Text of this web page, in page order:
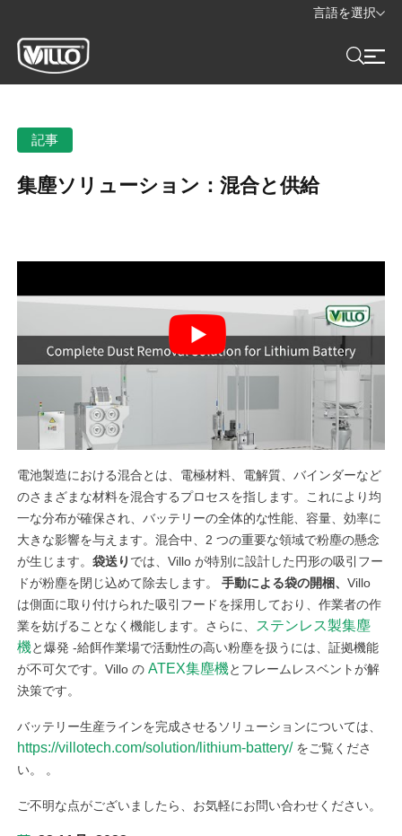
言語を選択
記事
集塵ソリューション：混合と供給
電池製造における混合とは、電極材料、電解質、バインダーなど
のさまざまな材料を混合するプロセスを指します。これにより均
一な分布が確保され、バッテリーの全体的な性能、容量、効率に
大きな影響を与えます。混合中、2 つの重要な領域で粉塵の懸念
が生じます。袋送り では、Villo が特別に設計した円形の吸引フー
ドが粉塵を閉じ込めて除去します。手動による袋の開梱、Villo
は側面に取り付けられた吸引フードを採用しており、作業者の作
業を妨げることなく機能します。さらに、
ステンレス製集塵
機と爆発 -給餌作業場で活動性の高い粉塵を扱うには、証拠機能
が不可欠です。Villo のATEX集塵機とフレームレスベントが解
決策です。
バッテリー生産ラインを完成させるソリューションについては、
https://villotech.com/solution/lithium-battery/ をご覧くださ
い。 。
ご不明な点がございましたら、お気軽にお問い合わせください。